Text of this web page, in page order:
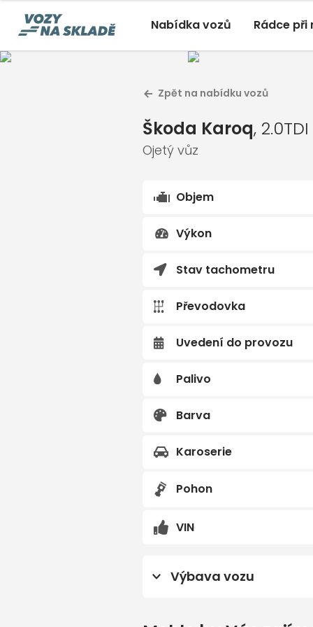
Nabídka vozů Rádce při
Zpět na nabídku vozů
Škoda Karoq,
Ojetý vůz
Objem
Výkon
Stav tachometru
Převodovka
Uvedení do provozu
Palivo
Barva
Karoserie
Pohon
VIN
Výbava vozu
Ojetý vůz
Škoda Karoq
Ojetý, 02/2022, 113 000 Km